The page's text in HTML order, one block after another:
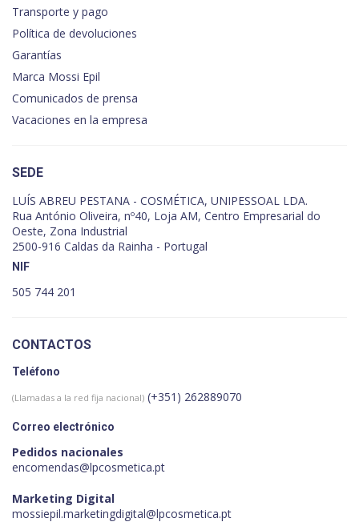
Transporte y pago
Política de devoluciones
Garantías
Marca Mossi Epil
Comunicados de prensa
Vacaciones en la empresa
SEDE
LUÍS ABREU PESTANA - COSMÉTICA, UNIPESSOAL LDA.
Rua António Oliveira, nº40, Loja AM, Centro Empresarial do
Oeste, Zona Industrial
2500-916 Caldas da Rainha - Portugal
NIF
505 744 201
CONTACTOS
Teléfono
(Llamadas a la red fija nacional) (+351) 262889070
Correo electrónico
Pedidos nacionales
encomendas@lpcosmetica.pt
Marketing Digital
mossiepil.marketingdigital@lpcosmetica.pt